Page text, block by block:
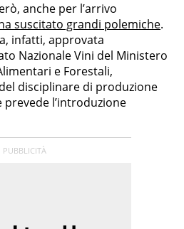
anche per l’arrivo
suscitato grandi polemiche.
infatti, approvata
Nazionale Vini del Ministero
e Forestali,
disciplinare di produzione
prevede l’introduzione